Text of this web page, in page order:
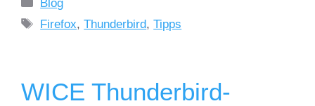
Blog
Firefox,Thunderbird,Tipps
WICE Thunderbird-